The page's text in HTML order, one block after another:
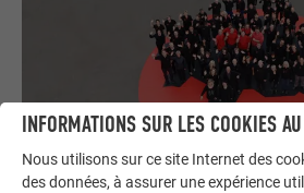
INFORMATIONS SUR LES COOKIES
Nous utilisons sur ce site Internet des
des données, à assurer une expérience